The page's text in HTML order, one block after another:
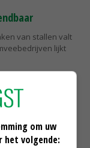
van stallen valt
lijkt
uit Dronten
met het
om een
om uw
het volgende: